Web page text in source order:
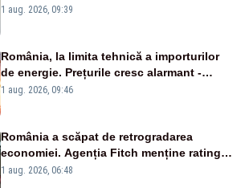
alertei energetice?
1 aug. 2026, 09:39
România, la limita tehnică a importurilor
de energie. Prețurile cresc alarmant -
Analiză Realitatea Plus
1 aug. 2026, 09:46
România a scăpat de retrogradarea
economiei. Agenția Fitch menține ratingul
„BBB-” cu perspectivă negativă
1 aug. 2026, 06:48